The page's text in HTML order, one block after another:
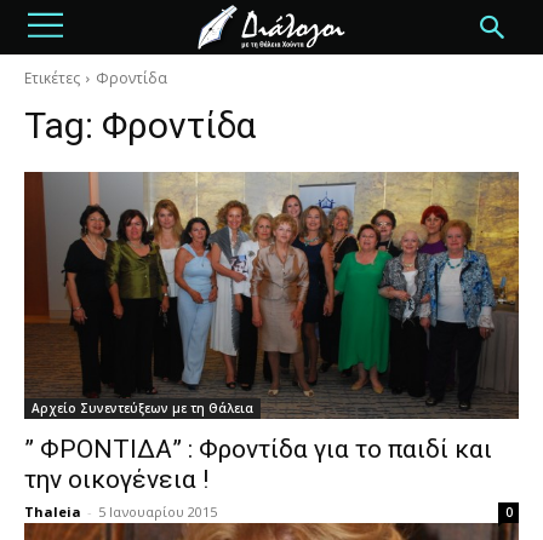
Ετικέτες Φροντίδα
Tag: Φροντίδα
Αρχείο Συνεντεύξεων με τη Θάλεια
” ΦΡΟΝΤΙΔΑ” : Φροντίδα για το παιδί και
την οικογένεια !
Thaleia - 5 Ιανουαρίου 2015 0